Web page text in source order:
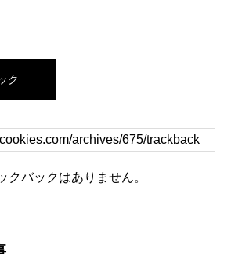
ク
クバックはありません。